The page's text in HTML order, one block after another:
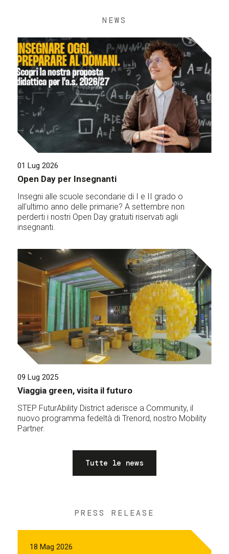
NEWS
01 Lug 2026
Open Day per Insegnanti
Insegni alle scuole secondarie di I e II grado o
all'ultimo anno delle primarie? A settembre non
perderti i nostri Open Day gratuiti riservati agli
insegnanti.
09 Lug 2025
Viaggia green, visita il futuro
STEP FuturAbility District aderisce a Community, il
nuovo programma fedeltà di Trenord, nostro Mobility
Partner.
Tutte le news
PRESS RELEASE
18 Mag 2026